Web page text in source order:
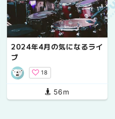
2024年4月の気になるライ
ブ
18
56m